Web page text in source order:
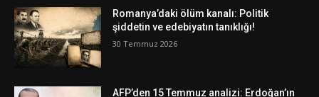
Romanya’daki ölüm kanalı: Politik
şiddetin ve edebiyatın tanıklığı!
30 Temmuz 2026
AFP’den 15 Temmuz analizi: Erdoğan’ın